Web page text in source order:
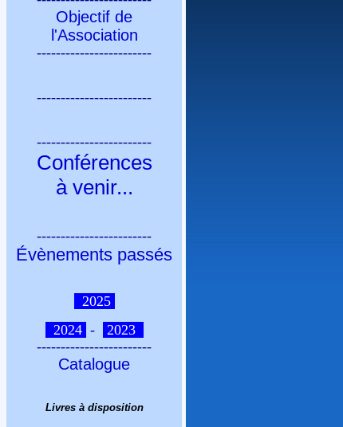
Objectif de
l'Association
------------------------
------------------------
------------------------
Conférences
à venir...
------------------------
Évènements passés
2025
2024 -
2023
------------------------
Catalogue
Livres à disposition